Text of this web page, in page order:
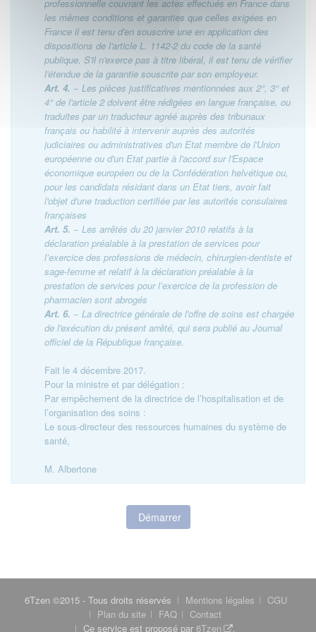
professionnelle couvrant les actes effectués en France dans
les mêmes conditions et garanties que celles exigées en
France il est tenu d'en souscrire une en application des
dispositions de l'article L. 1142-2 du code de la santé
publique. S'il n'exerce pas à titre libéral, il est tenu de vérifier
l'étendue de la garantie souscrite par son employeur.
Art. 4. − Les pièces justificatives mentionnées aux 2°, 3° et
4° de l'article 2 doivent être rédigées en langue française, ou
traduites par un traducteur agréé auprès des tribunaux
français ou habilité à intervenir auprès des autorités
judiciaires ou administratives d'un Etat membre de l'Union
européenne ou d'un Etat partie à l'accord sur l'Espace
économique européen ou de la Confédération helvétique ou,
pour les candidats résidant dans un Etat tiers, avoir fait
l'objet d'une traduction certifiée par les autorités consulaires
françaises
Art. 5. − Les arrêtés du 20 janvier 2010 relatifs à la
déclaration préalable à la prestation de services pour
l’exercice des professions de médecin, chirurgien-dentiste et
sage-femme et relatif à la déclaration préalable à la
prestation de services pour l’exercice de la profession de
pharmacien sont abrogés
Art. 6. − La directrice générale de l'offre de soins est chargée
de l'exécution du présent arrêté, qui sera publié au Journal
officiel de la République française.
Fait le 4 décembre 2017.
Pour la ministre et par délégation :
Par empêchement de la directrice de l’hospitalisation et de
l’organisation des soins :
Le sous-directeur des ressources humaines du système de
santé,
M. Albertone
Démarrer
6Tzen ©2015 - Tous droits réservés Mentions légales
CGU
Plan du site
FAQ
Contact
Ce service est proposé par 6Tzen .